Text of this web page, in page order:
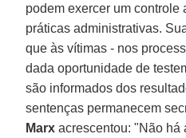
podem exercer um controle
práticas administrativas.
que às vítimas - nos
dada oportunidade de
são informados dos
sentenças permanecem
Marx acrescentou: "Não há